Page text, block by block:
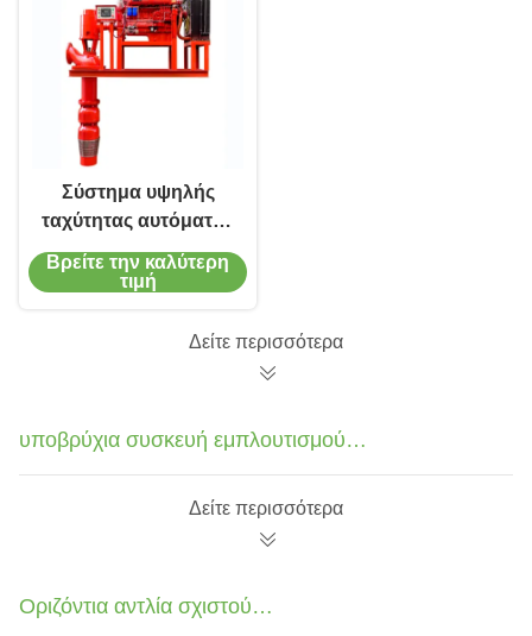
Σύστημα υψηλής
ταχύτητας αυτόματης
αντλίας νερού
κινδύνου πυρκαγιάς
Βρείτε την καλύτερη
τιμή
Δείτε περισσότερα
υποβρύχια συσκευή εμπλουτισμού
σε διοξείδιο του άνθρακα
Δείτε περισσότερα
Οριζόντια αντλία σχιστού